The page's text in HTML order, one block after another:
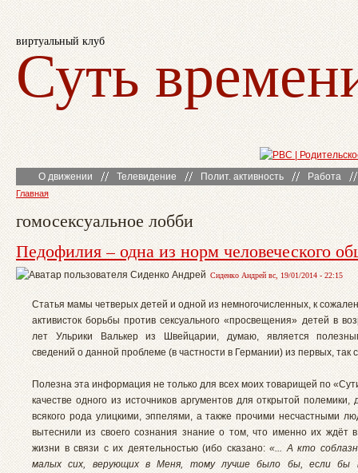
виртуальный клуб
Суть
О движении Телевидение Полит. активность Работа
Главная
гомосексуальное лобби
Педофилия – одна из норм человеческого
Сиденко Андрей вс, 19/01/2014 - 22:15
Статья мамы четверых детей и одной из немногочисленных, к
активисток борьбы против сексуального «просвещения» детей в
лет Ульрики Валькер из Швейцарии, думаю, является
сведений о данной проблеме (в частности в Германии) из первых, так
Полезна эта информация не только для всех моих товарищей по
качестве одного из источников аргументов для открытой
всякого рода улицкими, эппелями, а также прочими несчастными
вытеснили из своего сознания знание о том, что именно их ждёт
жизни в связи с их деятельностью (ибо сказано:«... А кто
малых сих, верующих в Меня, тому лучше было бы, если бы